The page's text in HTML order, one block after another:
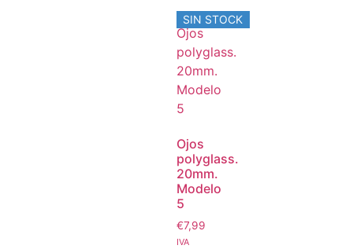
SIN STOCK
Ojos
polyglass.
20mm.
Modelo
5
€7,99
IVA